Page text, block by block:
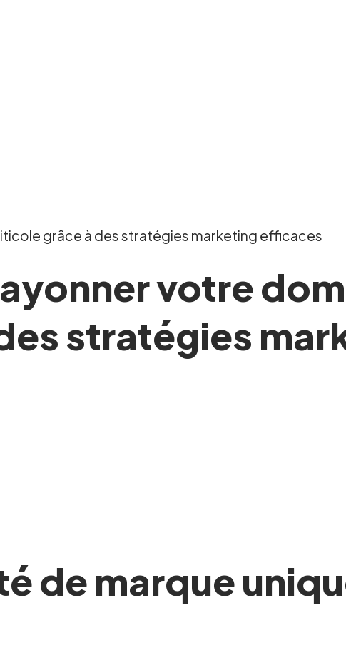
grâce à des stratégies marketing efficaces
votre
stratégies
de marque